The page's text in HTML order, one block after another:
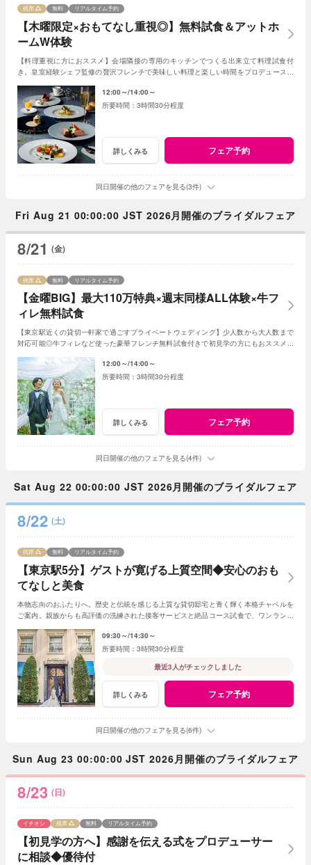
【木曜限定×おもてなし重視◎】無料試食＆アットホ
ームW体験
残席 無料 リアルタイム予約
【料理重視に方におススメ】会場隣接の専用のキッチンでつくる出来立て料理試食付
き。皇室経験シェフ監修の贅沢フレンチで美味しい料理と楽しい時間をプロデュース！
12:00～ 14:00～
3時間30分程度
詳しくみる フェア予約
同日開催の他のフェアを見る(3件)
Fri Aug 21 00:00:00 JST 2026月開催のブライダルフェア
8/21 (金)
【金曜BIG】最大110万特典×週末同様ALL体験×牛フ
ィレ無料試食
残席 無料 リアルタイム予約
【東京駅近くの貸切一軒家で過ごすプライベートウェディング】少人数から大人数まで
対応可能◎牛フィレなど使った豪華フレンチ無料試食付きで初見学の方にもおススメ！
12:00～ 14:00～
3時間30分程度
詳しくみる フェア予約
同日開催の他のフェアを見る(4件)
Sat Aug 22 00:00:00 JST 2026月開催のブライダルフェア
8/22 (土)
【東京駅5分】ゲストが寛げる上質空間◆安心のおも
てなしと美食
残席 無料 リアルタイム予約
本物志向のおふたりへ。歴史と伝統を感じる上質な貸切邸宅と青く輝く本格チャペルを
ご案内。親族からも高評価の洗練された接客サービスと絶品コース試食で、ワンランク
09:30～ 14:30～
3時間30分程度
最近3人がチェックしました
詳しくみる フェア予約
同日開催の他のフェアを見る(6件)
Sun Aug 23 00:00:00 JST 2026月開催のブライダルフェア
8/23 (日)
【初見学の方へ】感謝を伝える式をプロデューサー
に相談◆優待付
イチオシ 残席 無料 リアルタイム予約